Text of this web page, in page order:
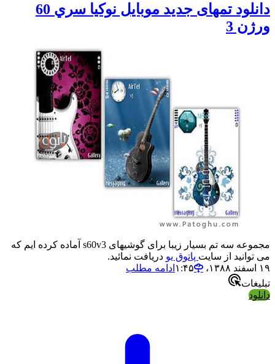
دانلود تمهای جديد موبايل نوکيا سري 60
ورژن 3
مجموعه سه تم بسیار زیبا برای گوشیهای s60v3 آماده کرده ایم که
می توانید از سایت پاتوق یو دریافت نمائید.
۱۹ اسفند ۱۳۸۸،‏ ۱:۴۵
ادامه مطلب
تبلیغات
دانلود